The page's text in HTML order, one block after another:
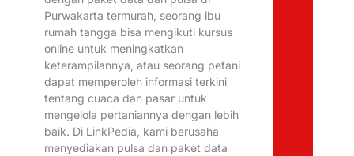
Purwakarta termurah, seorang ibu
rumah tangga bisa mengikuti kursus
online untuk meningkatkan
keterampilannya, atau seorang petani
dapat memperoleh informasi terkini
tentang cuaca dan pasar untuk
mengelola pertaniannya dengan lebih
baik. Di LinkPedia, kami berusaha
menyediakan pulsa dan paket data